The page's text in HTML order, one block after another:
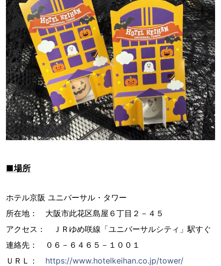
■場所
ホテル京阪 ユニバーサル・タワー
所在地： 大阪市此花区島屋６丁目２－４５
アクセス： ＪＲゆめ咲線「ユニバーサルシティ」駅すぐ
連絡先： ０６－６４６５－１００１
ＵＲＬ： https://www.hotelkeihan.co.jp/tower/